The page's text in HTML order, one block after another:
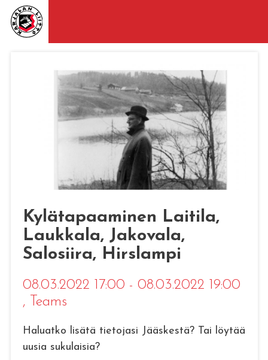
Kylätapaaminen Laitila,
Laukkala, Jakovala,
Salosiira, Hirslampi
08.03.2022 17:00 - 08.03.2022 19:00
, Teams
Haluatko lisätä tietojasi Jääskestä? Tai löytää
uusia sukulaisia?